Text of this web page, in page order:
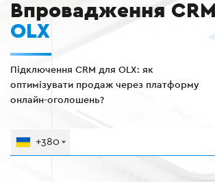
Впровадження CRM
OLX
Підключення CRM для OLX: як
оптимізувати продаж через платформу
онлайн-оголошень?
+380